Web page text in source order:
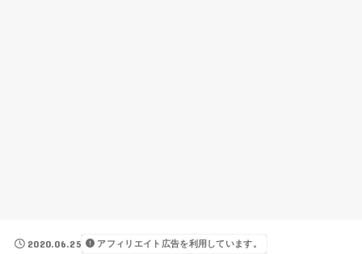
2020.06.25 アフィリエイト広告を利用しています。